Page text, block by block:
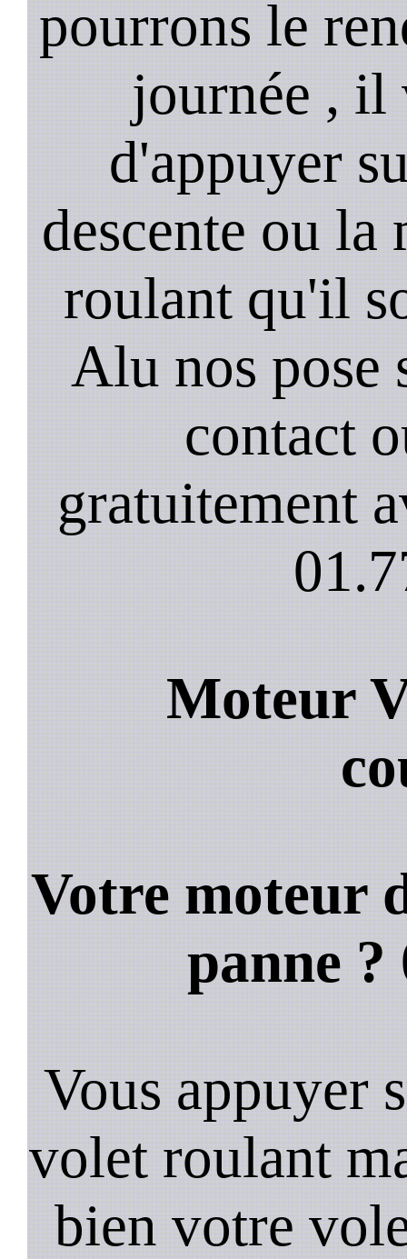
pourrons le
journée , il
d'appuyer
descente ou
roulant qu'il
Alu nos pose
contact
gratuitement
Moteur
Votre moteur
panne ?
Vous appuyer
volet roulant
bien votre